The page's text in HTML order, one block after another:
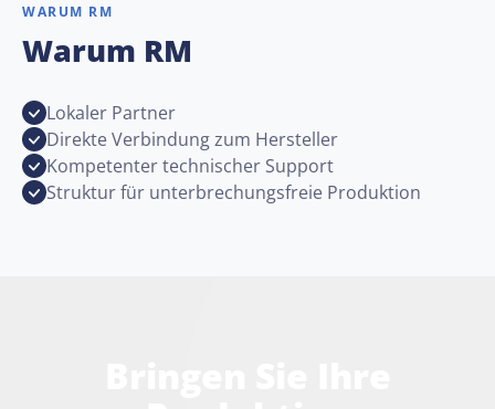
WARUM RM
Warum RM
Lokaler Partner
Direkte Verbindung zum Hersteller
Kompetenter technischer Support
Struktur für unterbrechungsfreie Produktion